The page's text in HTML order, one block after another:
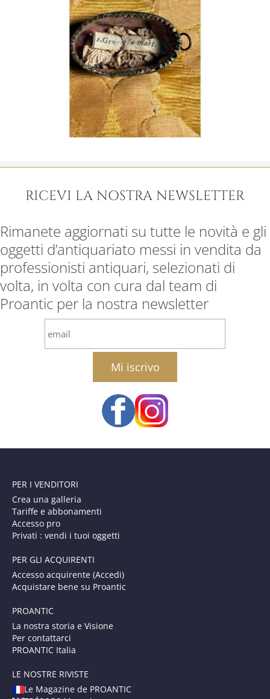
RICEVI LA NOSTRA NEWSLETTER
Rimanete aggiornati su tutte le novità e gli
oggetti d’antiquariato messi in vendita da
professionisti antiquari, selezionati di
volta, in volta con cura dal team di
Proantic per la nostra newsletter
email
PER I VENDITORI
Crea una galleria
Tariffe e abbonamenti
Accesso pro
Privati : vendi i tuoi oggetti
PER GLI ACQUIRENTI
Accesso acquirente (Accedi)
Acquistare bene su Proantic
PROANTIC
La nostra storia e Visione
Per contattarci
PROANTIC Italia
LE NOSTRE RIVISTE
Le Magazine de PROANTIC